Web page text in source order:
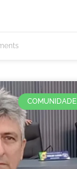
COMUNIDADE